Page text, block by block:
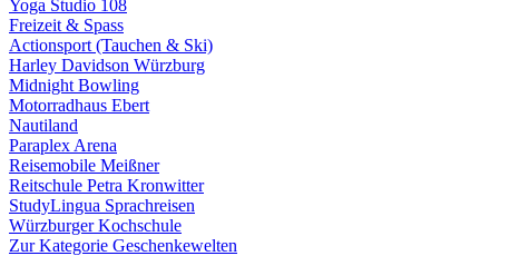
Yoga Studio 108
Freizeit & Spass
Actionsport (Tauchen & Ski)
Harley Davidson Würzburg
Midnight Bowling
Motorradhaus Ebert
Nautiland
Paraplex Arena
Reisemobile Meißner
Reitschule Petra Kronwitter
StudyLingua Sprachreisen
Würzburger Kochschule
Zur Kategorie Geschenkewelten